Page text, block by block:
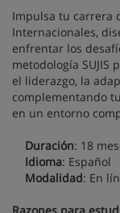
Impulsa tu carrera
Internacionales,
enfrentar los
metodología
el liderazgo, la
complementando
en un entorno
Duración: 18
Idioma: Español
Modalidad: En